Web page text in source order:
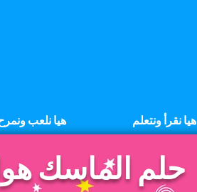
هيا نلعب هيا نقرأ ونتعلم
حلم الماسك